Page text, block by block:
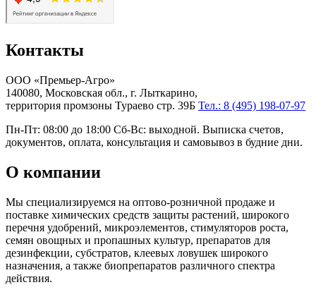
Контакты
ООО «Премьер-Агро»
140080, Московская обл., г. Лыткарино,
территория промзоны Тураево стр. 39Б Тел.: 8 (495) 198-07-97
Пн-Пт: 08:00 до 18:00 Сб-Вс: выходной. Выписка счетов,
документов, оплата, консультация и самовывоз в будние дни.
О компании
Мы специализируемся на оптово-розничной продаже и
поставке химических средств защиты растений, широкого
перечня удобрений, микроэлементов, стимуляторов роста,
семян овощных и пропашных культур, препаратов для
дезинфекции, субстратов, клеевых ловушек широкого
назначения, а также биопрепаратов различного спектра
действия.